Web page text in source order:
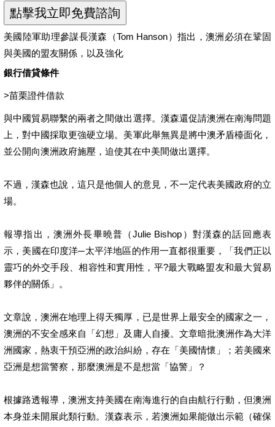
美國陸軍助理參謀長漢森（Tom Hanson）指出，澳洲必須在鞏固
與美國的盟友關係，以及強化
銀行借貸條件
>苗栗證件借款
與中國貿易聯繫的兩者之間做出選擇。漢森還促請澳洲在南海問題
上，對中國採取更強硬立場。美軍此舉無異是將中澳矛盾檯面化，
並公開向澳洲政府施壓，迫使其在中美間做出選擇。
不過，漢森也說，這只是他個人的意見，不一定代表美國政府的立
場。
報導指出，澳洲外長畢曉普（Julie Bishop）對漢森的話回應表
示，美國在印度洋─太平洋地區的作用一直都很重要，「我們正以
靈巧的外交手段、相容性和實用性，平?最大戰略盟友和最大貿易
夥伴的關係」。
文章說，澳洲在地理上得天獨厚，已是世界上最安全的國家之一，
澳洲的不安全感來自「幻想」及庸人自擾。文章暗批澳洲作為大洋
洲國家，熱衷干預亞洲的政治糾紛，存在「美國情懷」；若美國來
亞洲是想當警察，那麼澳洲是不是想當「協警」？
根據路透報導，澳洲支持美國在南海進行的自由航行行動，但澳洲
本身並未開展此類行動。漢森表示，若澳洲如果能做出示範（確保